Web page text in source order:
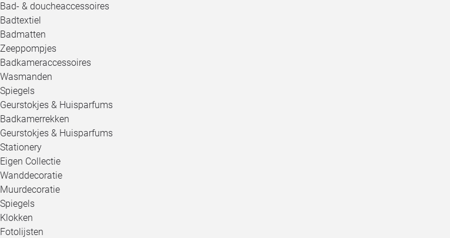
Bad- & doucheaccessoires
Badtextiel
Badmatten
Zeeppompjes
Badkameraccessoires
Wasmanden
Spiegels
Geurstokjes & Huisparfums
Badkamerrekken
Geurstokjes & Huisparfums
Stationery
Eigen Collectie
Wanddecoratie
Muurdecoratie
Spiegels
Klokken
Fotolijsten